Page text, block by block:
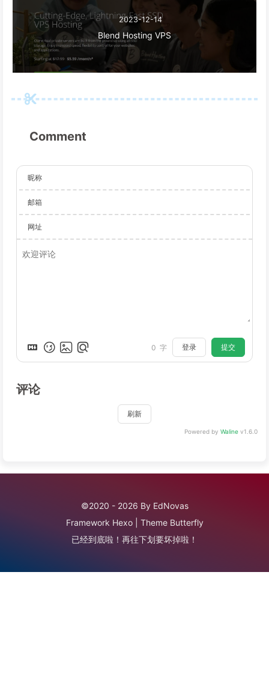
2023-12-14
Blend Hosting VPS
Comment
昵称
邮箱
网址
0 字 登录 提交
评论
刷新
Powered by Waline v1.6.0
©2020 - 2026 By EdNovas
Framework Hexo Theme Butterfly
已经到底啦！再往下划要坏掉啦！